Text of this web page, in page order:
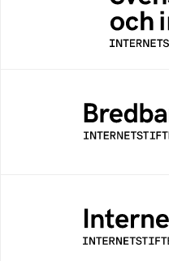
En årlig
Ett digitalt
av